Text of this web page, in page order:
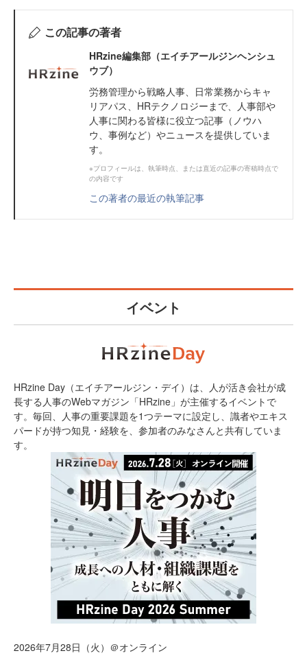
この記事の著者
HRzine編集部（エイチアールジンヘンシュ
ウブ）
労務管理から戦略人事、日常業務からキャ
リアパス、HRテクノロジーまで、人事部や
人事に関わる皆様に役立つ記事（ノウハ
ウ、事例など）やニュースを提供していま
す。
※プロフィールは、執筆時点、または直近の記事の寄稿時点で
の内容です
この著者の最近の執筆記事
イベント
HRzine Day（エイチアールジン・デイ）は、人が活き会社が成
長する人事のWebマガジン「HRzine」が主催するイベントで
す。毎回、人事の重要課題を1つテーマに設定し、識者やエキス
パードが持つ知見・経験を、参加者のみなさんと共有していま
す。
2026年7月28日（火）＠オンライン